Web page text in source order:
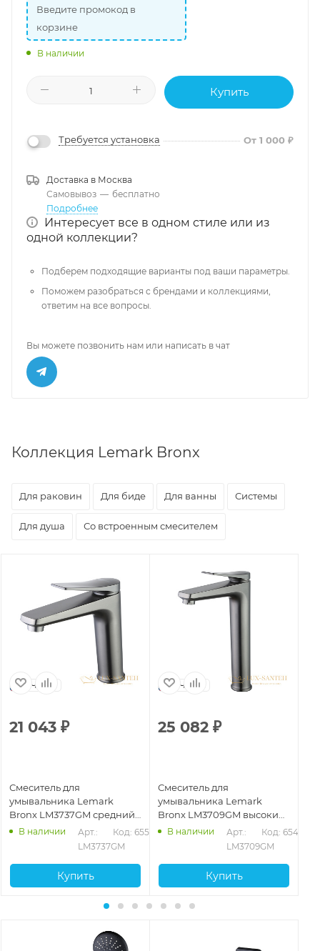
Введите промокод в
корзине
В наличии
Купить
Требуется установка От 1 000 ₽
Доставка в Москва
Самовывоз — бесплатно
Подробнее
Интересует все в одном стиле или из
одной коллекции?
Подберем подходящие варианты под ваши параметры.
Поможем разобраться с брендами и коллекциями,
ответим на все вопросы.
Вы можете позвонить нам или написать в чат
Коллекция Lemark Bronx
Для раковин Для биде Для ванны Системы
Для душа Со встроенным смесителем
Чехия
21 043 ₽
Смеситель для
умывальника Lemark
Bronx LM3737GM средний,
монолитный, графит
В наличии
Арт.:
LM3737GM
Код: 65501
Купить
Чехия
25 082 ₽
Смеситель для
умывальника Lemark
Bronx LM3709GM высокий,
монолитный, графит
В наличии
Арт.:
LM3709GM
Код: 65497
Купить